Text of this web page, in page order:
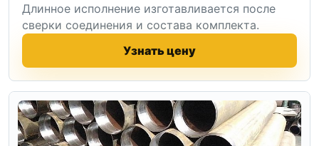
Длинное исполнение изготавливается после
сверки соединения и состава комплекта.
Узнать цену